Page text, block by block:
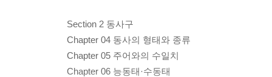
Section 2 동사구
Chapter 04 동사의 형태와 종류
Chapter 05 주어와의 수일치
Chapter 06 능동태·수동태